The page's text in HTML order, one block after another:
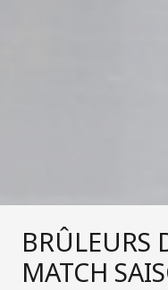
BRÛLEURS
MATCH